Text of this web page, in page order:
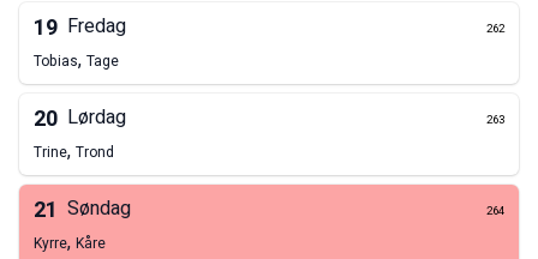
19 Fredag 262
Tobias, Tage
20 Lørdag 263
Trine, Trond
21 Søndag 264
Kyrre, Kåre